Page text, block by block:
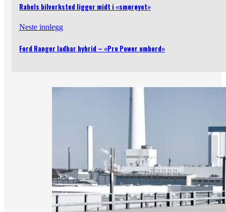
Rahels bilverksted ligger midt i «smørøyet»
Neste innlegg
Ford Ranger ladbar hybrid – «Pro Power ombord»